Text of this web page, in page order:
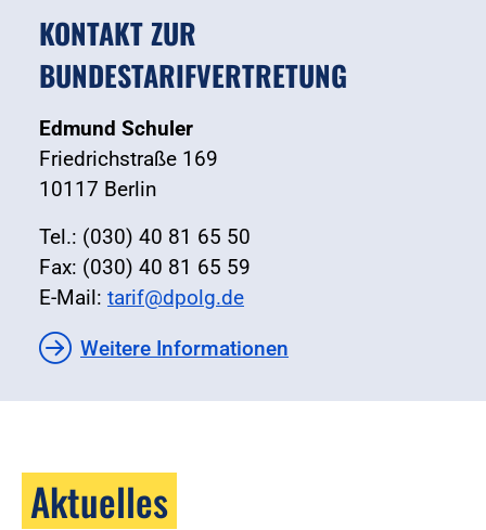
KONTAKT ZUR
BUNDESTARIFVERTRETUNG
Edmund Schuler
Friedrichstraße 169
10117 Berlin
Tel.: (030) 40 81 65 50
Fax: (030) 40 81 65 59
E-Mail: tarif@dpolg.de
Weitere Informationen
Aktuelles